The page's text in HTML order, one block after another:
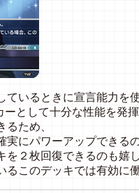
ているときに宣言能力を
として十分な性能を発
ため、
実にパワーアップできる
を２枚回復できるのも嬉
るこのデッキでは有効に